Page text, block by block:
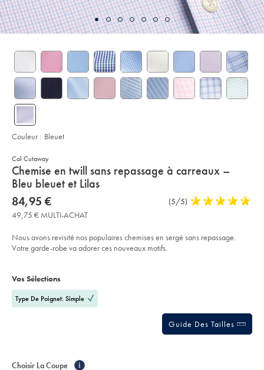
Col Cutaway
details
about
product:
Chemise en twill sans repassage à carreaux –
Bleu bleuet et Lilas
Details
https://www.charlestyrwhitt.com/fr/chemise-
en-
twill-
sans-
%C3%A0-
carreaux-
%E2%80%93-
lilas/FON2723CFW.html?
sourceCode=frdefault
now
84,95
€
84,95 €
Commentaires
(5/5) 5
5
49,75 € MULTI-ACHAT
Nous avons revisité nos populaires chemises en sergé sans repassage.
Votre garde-robe va adorer ces nouveaux motifs.
Couleur : Bleuet
Actions
cart
Vos Sélections
Type De Poignet: Simple
Guide Des Tailles
Choisir La Coupe i